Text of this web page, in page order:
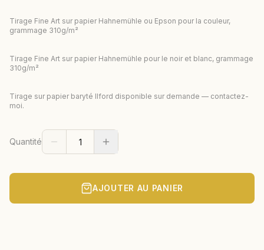
Tirage Fine Art sur papier Hahnemühle ou Epson pour la couleur,
grammage 310g/m²
Tirage Fine Art sur papier Hahnemühle pour le noir et blanc, grammage
310g/m²
Tirage sur papier baryté Ilford disponible sur demande — contactez-
moi.
Quantité
AJOUTER AU PANIER